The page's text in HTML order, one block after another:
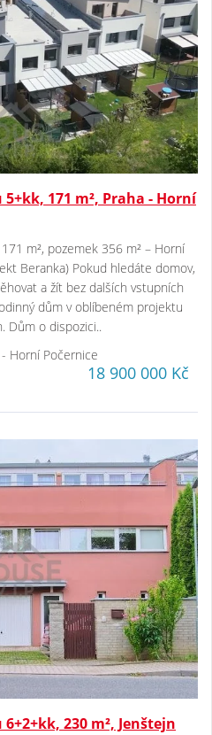
171 m², Praha - Horní
m², pozemek 356 m² – Horní
Beranka) Pokud hledáte domov,
a žít bez dalších vstupních
dům v oblíbeném projektu
Dům o dispozici..
Horní Počernice
18 900 000 Kč
230 m², Jenštejn